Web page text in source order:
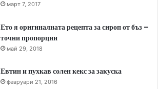
март 7, 2017
Ето я оригиналната рецепта за сироп от бъз –
точни пропорции
май 29, 2018
Евтин и пухкав солен кекс за закуска
февруари 21, 2016